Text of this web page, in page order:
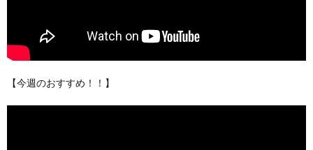
【今週のおすすめ！！】